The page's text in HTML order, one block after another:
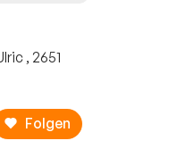
, 2651
Folgen